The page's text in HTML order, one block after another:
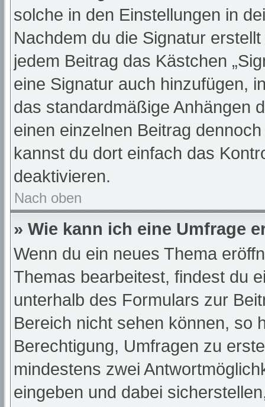
solche in den Einstellungen in
Nachdem du die Signatur
jedem Beitrag das Kästchen
eine Signatur auch hinzufügen,
das standardmäßige Anhängen
einen einzelnen Beitrag
kannst du dort einfach das
deaktivieren.
Nach oben
» Wie kann ich eine Umfrage
Wenn du ein neues Thema
Themas bearbeitest, findest du
unterhalb des Formulars zur
Bereich nicht sehen können, so
Berechtigung, Umfragen zu
mindestens zwei
eingeben und dabei